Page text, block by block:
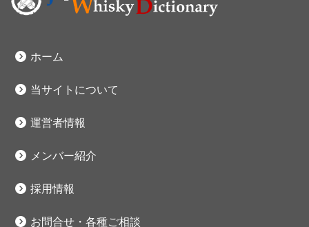
ホーム
当サイトについて
運営者情報
メンバー紹介
採用情報
お問合せ・各種ご相談